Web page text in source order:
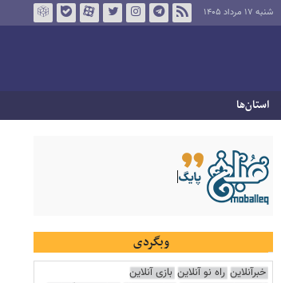
شنبه ۱۷ مرداد ۱۴۰۵
استان‌ها
وبگردی
خبرآنلاین راه نو آنلاین بازی آنلاین